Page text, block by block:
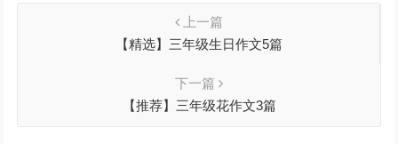
上一篇
【精选】三年级生日作文5篇
下一篇
【推荐】三年级花作文3篇